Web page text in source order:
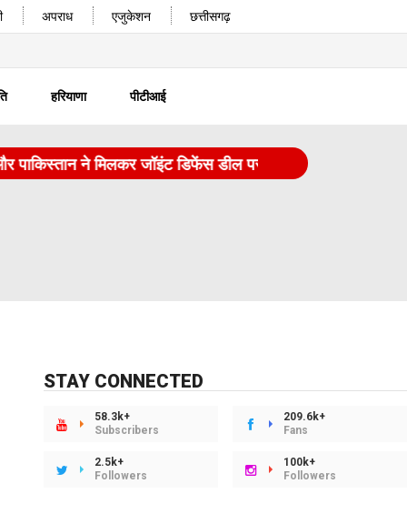
अपराध एजुकेशन छत्तीसगढ़
हरियाणा पीटीआई
ने मिलकर जॉइंट डिफेंस डील पर साइन किए |
STAY CONNECTED
58.3k+
Subscribers
209.6k+
Fans
2.5k+
Followers
100k+
Followers